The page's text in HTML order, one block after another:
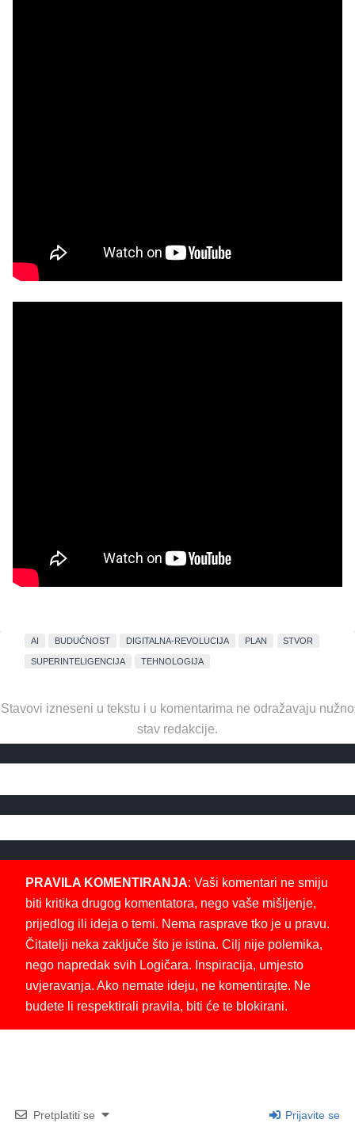
AI BUDUĆNOST DIGITALNA-REVOLUCIJA PLAN STVOR
SUPERINTELIGENCIJA TEHNOLOGIJA
Stavovi izneseni u tekstu i u komentarima ne odražavaju nužno
stav redakcije.
PRAVILA KOMENTIRANJA: Vaši komentari ne smiju
biti kritika drugog komentatora, nego vaše mišljenje,
prijedlog ili ideja o temi. Nema rasprave tko je u pravu.
Čitatelji neka zaključe što je istina. Cilj nije polemika,
nego napredak svih Logičara. Inspiracija, umjesto
uvjeravanja. Ako nemate ideju, ne komentirajte. Ne
budete li respektirali pravila, biti će te blokirani.
Pretplatiti se Prijavite se